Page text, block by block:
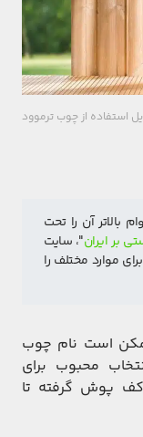
استفاده از چوب ترموود
بر ایران
است نام چوب
محبوب برای
کف پوش گرفته تا